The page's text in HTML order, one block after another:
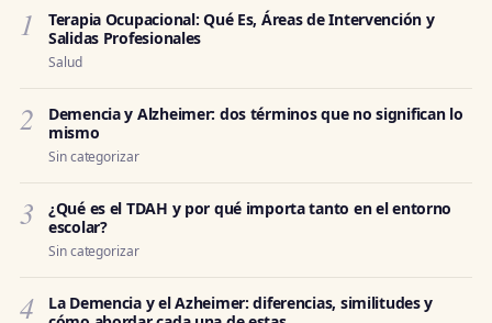
1
Terapia Ocupacional: Qué Es, Áreas de Intervención y
Salidas Profesionales
Salud
2
Demencia y Alzheimer: dos términos que no significan lo
mismo
Sin categorizar
3
¿Qué es el TDAH y por qué importa tanto en el entorno
escolar?
Sin categorizar
4
La Demencia y el Azheimer: diferencias, similitudes y